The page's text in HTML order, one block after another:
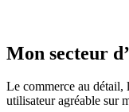
Mon secteur
Le commerce au détail,
utilisateur agréable sur